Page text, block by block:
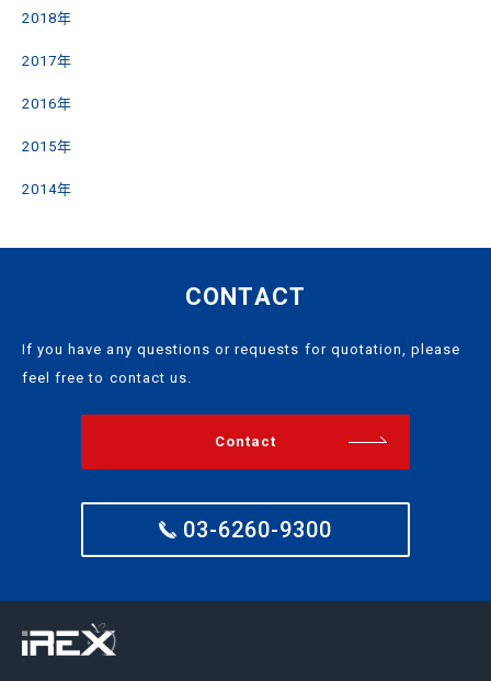
2018年
2017年
2016年
2015年
2014年
CONTACT
If you have any questions or requests for quotation, please
feel free to contact us.
Contact
03-6260-9300